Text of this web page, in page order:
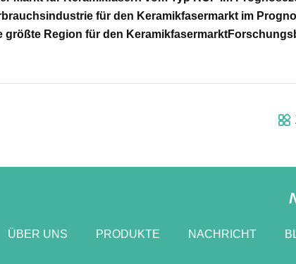
für den Keramikfasermarkt im
größte Region für den Keramikfasermarkt
ÜBER UNS PRODUKTE NACHRICHT